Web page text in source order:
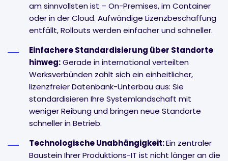
am sinnvollsten ist – On-Premises, im Container
oder in der Cloud. Aufwändige Lizenzbeschaffung
entfällt, Rollouts werden einfacher und schneller.
Einfachere Standardisierung über Standorte
hinweg:Gerade in international verteilten
Werksverbünden zahlt sich ein einheitlicher,
lizenzfreier Datenbank-Unterbau aus: Sie
standardisieren Ihre Systemlandschaft mit
weniger Reibung und bringen neue Standorte
schneller in Betrieb.
Technologische Unabhängigkeit:Ein zentraler
Baustein Ihrer Produktions-IT ist nicht länger an die